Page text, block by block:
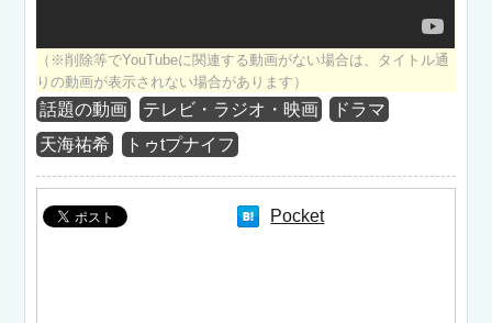
（※削除等でYouTubeに関連する動画がない場合は、タイトル通
りの動画が表示されない場合があります）
話題の動画 テレビ・ラジオ・映画
ドラマ
天海祐希
トゥtプナイフ
Pocket